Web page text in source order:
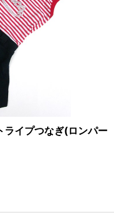
ライプつなぎ(ロンパー